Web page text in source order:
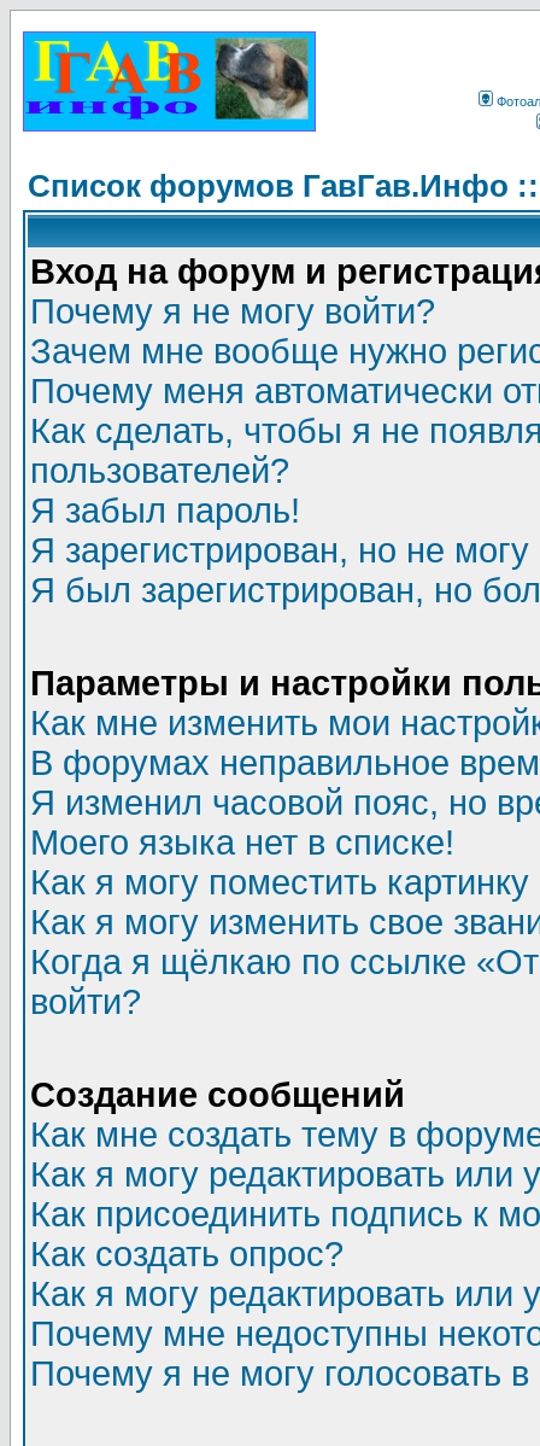
Список форумов ГавГав.Инфо
Вход на форум и
Почему я не могу войти?
Зачем мне вообще нужно
Почему меня автоматически
Как сделать, чтобы я не
пользователей?
Я забыл пароль!
Я зарегистрирован, но не могу
Я был зарегистрирован, но
Параметры и настройки
Как мне изменить мои
В форумах неправильное
Я изменил часовой пояс, но
Моего языка нет в списке!
Как я могу поместить
Как я могу изменить свое
Когда я щёлкаю по ссылке
войти?
Создание сообщений
Как мне создать тему в
Как я могу редактировать или
Как присоединить подпись к
Как создать опрос?
Как я могу редактировать или
Почему мне недоступны
Почему я не могу голосовать